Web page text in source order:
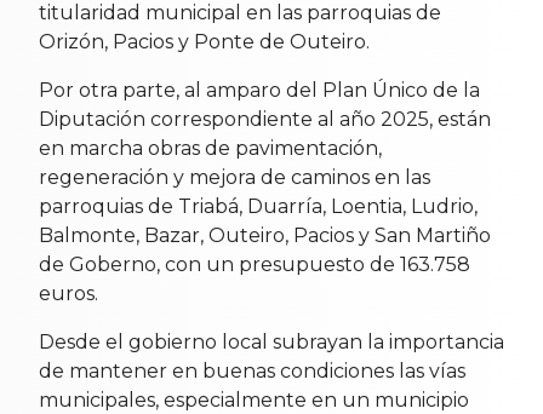
titularidad municipal en las parroquias de
Orizón, Pacios y Ponte de Outeiro.
Por otra parte, al amparo del Plan Único de la
Diputación correspondiente al año 2025, están
en marcha obras de pavimentación,
regeneración y mejora de caminos en las
parroquias de Triabá, Duarría, Loentia, Ludrio,
Balmonte, Bazar, Outeiro, Pacios y San Martiño
de Goberno, con un presupuesto de 163.758
euros.
Desde el gobierno local subrayan la importancia
de mantener en buenas condiciones las vías
municipales, especialmente en un municipio